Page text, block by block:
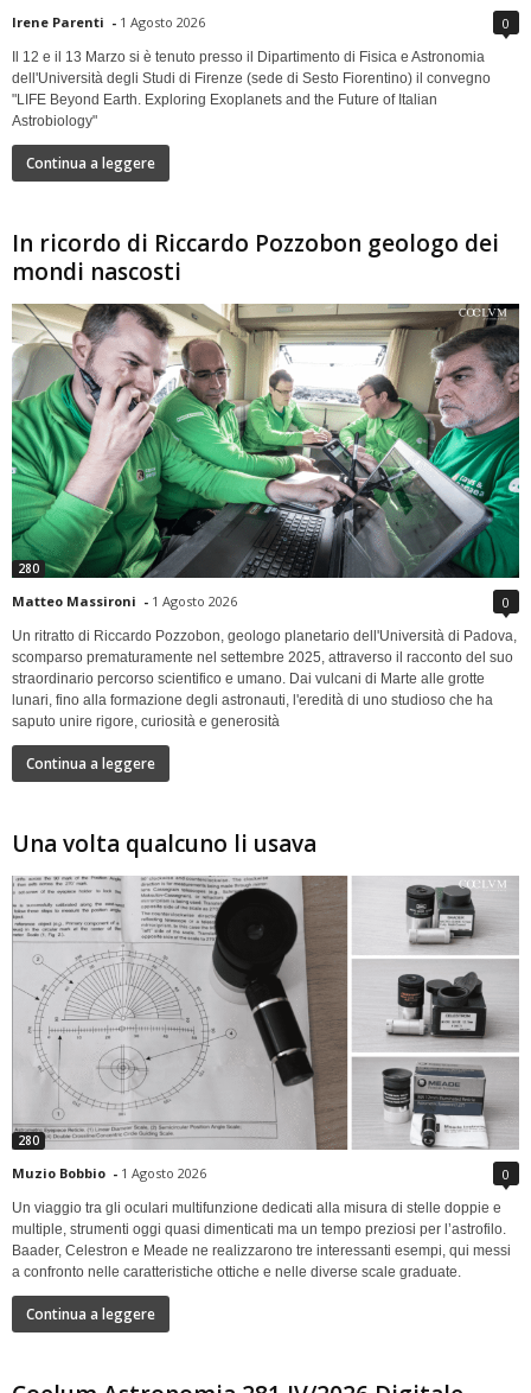
Irene Parenti - 1 Agosto 2026 0
Il 12 e il 13 Marzo si è tenuto presso il Dipartimento di Fisica e Astronomia
dell'Università degli Studi di Firenze (sede di Sesto Fiorentino) il convegno
"LIFE Beyond Earth. Exploring Exoplanets and the Future of Italian
Astrobiology"
Continua a leggere
In ricordo di Riccardo Pozzobon geologo dei
mondi nascosti
280
Matteo Massironi - 1 Agosto 2026 0
Un ritratto di Riccardo Pozzobon, geologo planetario dell'Università di Padova,
scomparso prematuramente nel settembre 2025, attraverso il racconto del suo
straordinario percorso scientifico e umano. Dai vulcani di Marte alle grotte
lunari, fino alla formazione degli astronauti, l'eredità di uno studioso che ha
saputo unire rigore, curiosità e generosità
Continua a leggere
Una volta qualcuno li usava
280
Muzio Bobbio - 1 Agosto 2026 0
Un viaggio tra gli oculari multifunzione dedicati alla misura di stelle doppie e
multiple, strumenti oggi quasi dimenticati ma un tempo preziosi per l’astrofilo.
Baader, Celestron e Meade ne realizzarono tre interessanti esempi, qui messi
a confronto nelle caratteristiche ottiche e nelle diverse scale graduate.
Continua a leggere